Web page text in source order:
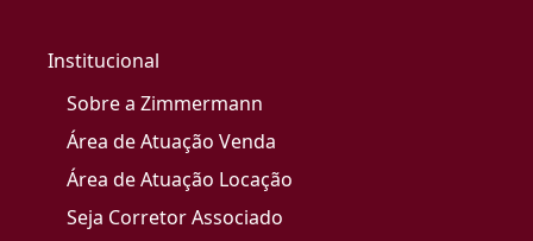
Institucional
Sobre a Zimmermann
Área de Atuação Venda
Área de Atuação Locação
Seja Corretor Associado